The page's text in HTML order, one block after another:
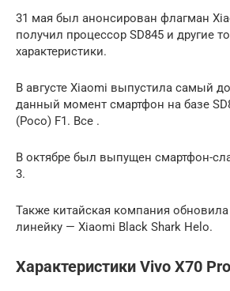
31 мая был анонсирован флагман
получил процессор SD845 и другие
характеристики.
В августе Xiaomi выпустила самый
данный момент смартфон на базе
(Poco) F1. Все .
В октябре был выпущен смартфон-
3.
Также китайская компания
линейку — Xiaomi Black Shark Helo.
Характеристики Vivo X70 Pro